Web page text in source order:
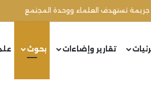
تقارير وإضاءات بحوث